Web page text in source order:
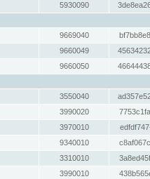
5930090
9669040
9660049
9660050
3550040
3990020
3970010
9340010
3310010
3990010